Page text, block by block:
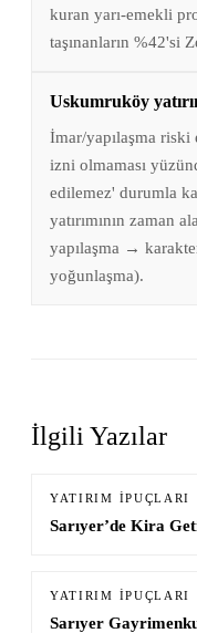
kuran yarı-emekli
taşınanların %42'si
Uskumruköy
İmar/yapılaşma
izni olmaması
edilemez' durumla
yatırımının zaman
yapılaşma →
yoğunlaşma).
İlgili Yazılar
YATIRIM İPUÇLARI
Sarıyer’de Kira
YATIRIM İPUÇLARI
Sarıyer